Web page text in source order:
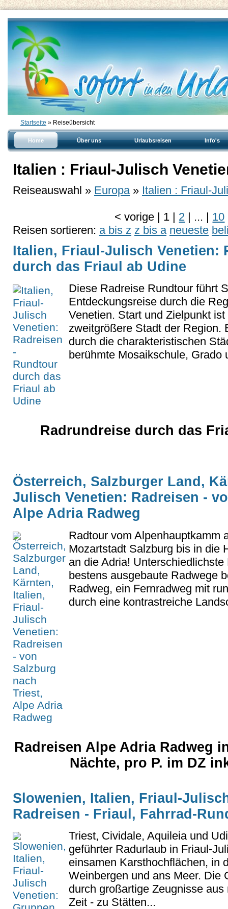
Startseite » Reiseübersicht
Home Über uns Urlaubsreisen Info's
Italien : Friaul-Julisch
Reiseauswahl » Europa » Italien : Friaul-
<vorige | 1 | 2 | ... | 10
Reisen sortieren: a bis z z bis a neueste
Italien, Friaul-Julisch Venetien:
durch das Friaul ab Udine
Diese Radreise Rundtour führt
Entdeckungsreise durch die
Venetien. Start und Zielpunkt
zweitgrößere Stadt der Region.
durch die charakteristischen
berühmte Mosaikschule, Grado
Radrundreise durch das
Österreich, Salzburger Land,
Julisch Venetien: Radreisen -
Alpe Adria Radweg
Radtour vom Alpenhauptkamm
Mozartstadt Salzburg bis in die
an die Adria!
bestens ausgebaute Radwege
Radweg, ein Fernradweg mit
durch eine kontrastreiche
Radreisen Alpe Adria Radweg
Nächte, pro P. im DZ
Slowenien, Italien, Friaul-
Radreisen - Friaul, Fahrrad-
Triest, Cividale, Aquileia und
geführter Radurlaub in Friaul-
einsamen Karsthochflächen, in
Weinbergen und ans Meer. Die
durch großartige Zeugnisse
Zeit - zu Stätten...